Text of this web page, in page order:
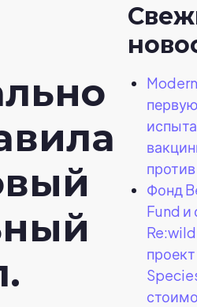
Фонд
Fund и